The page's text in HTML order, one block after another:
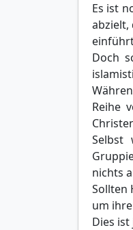
Es ist
abzielt,
Doch
Reihe
Selbst
nichts
Sollten
um
Dies